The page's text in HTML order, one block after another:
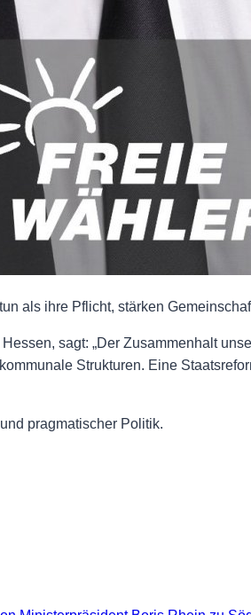
als ihre Pflicht, stärken
sagt: „Der Zusammenhalt
Strukturen. Eine
pragmatischer Politik.